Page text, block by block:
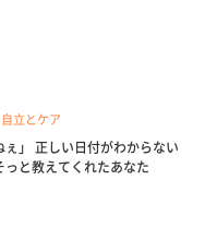
立とケア
ぇ」 正しい日付がわからない
と教えてくれたあなた